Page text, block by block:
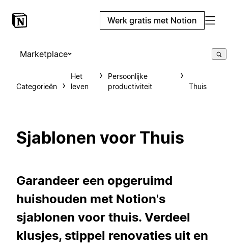
Werk gratis met Notion
Marketplace
Categorieën
Het
leven
Persoonlijke
productiviteit
Thuis
Sjablonen voor Thuis
Garandeer een opgeruimd
huishouden met Notion's
sjablonen voor thuis. Verdeel
klusjes, stippel renovaties uit en